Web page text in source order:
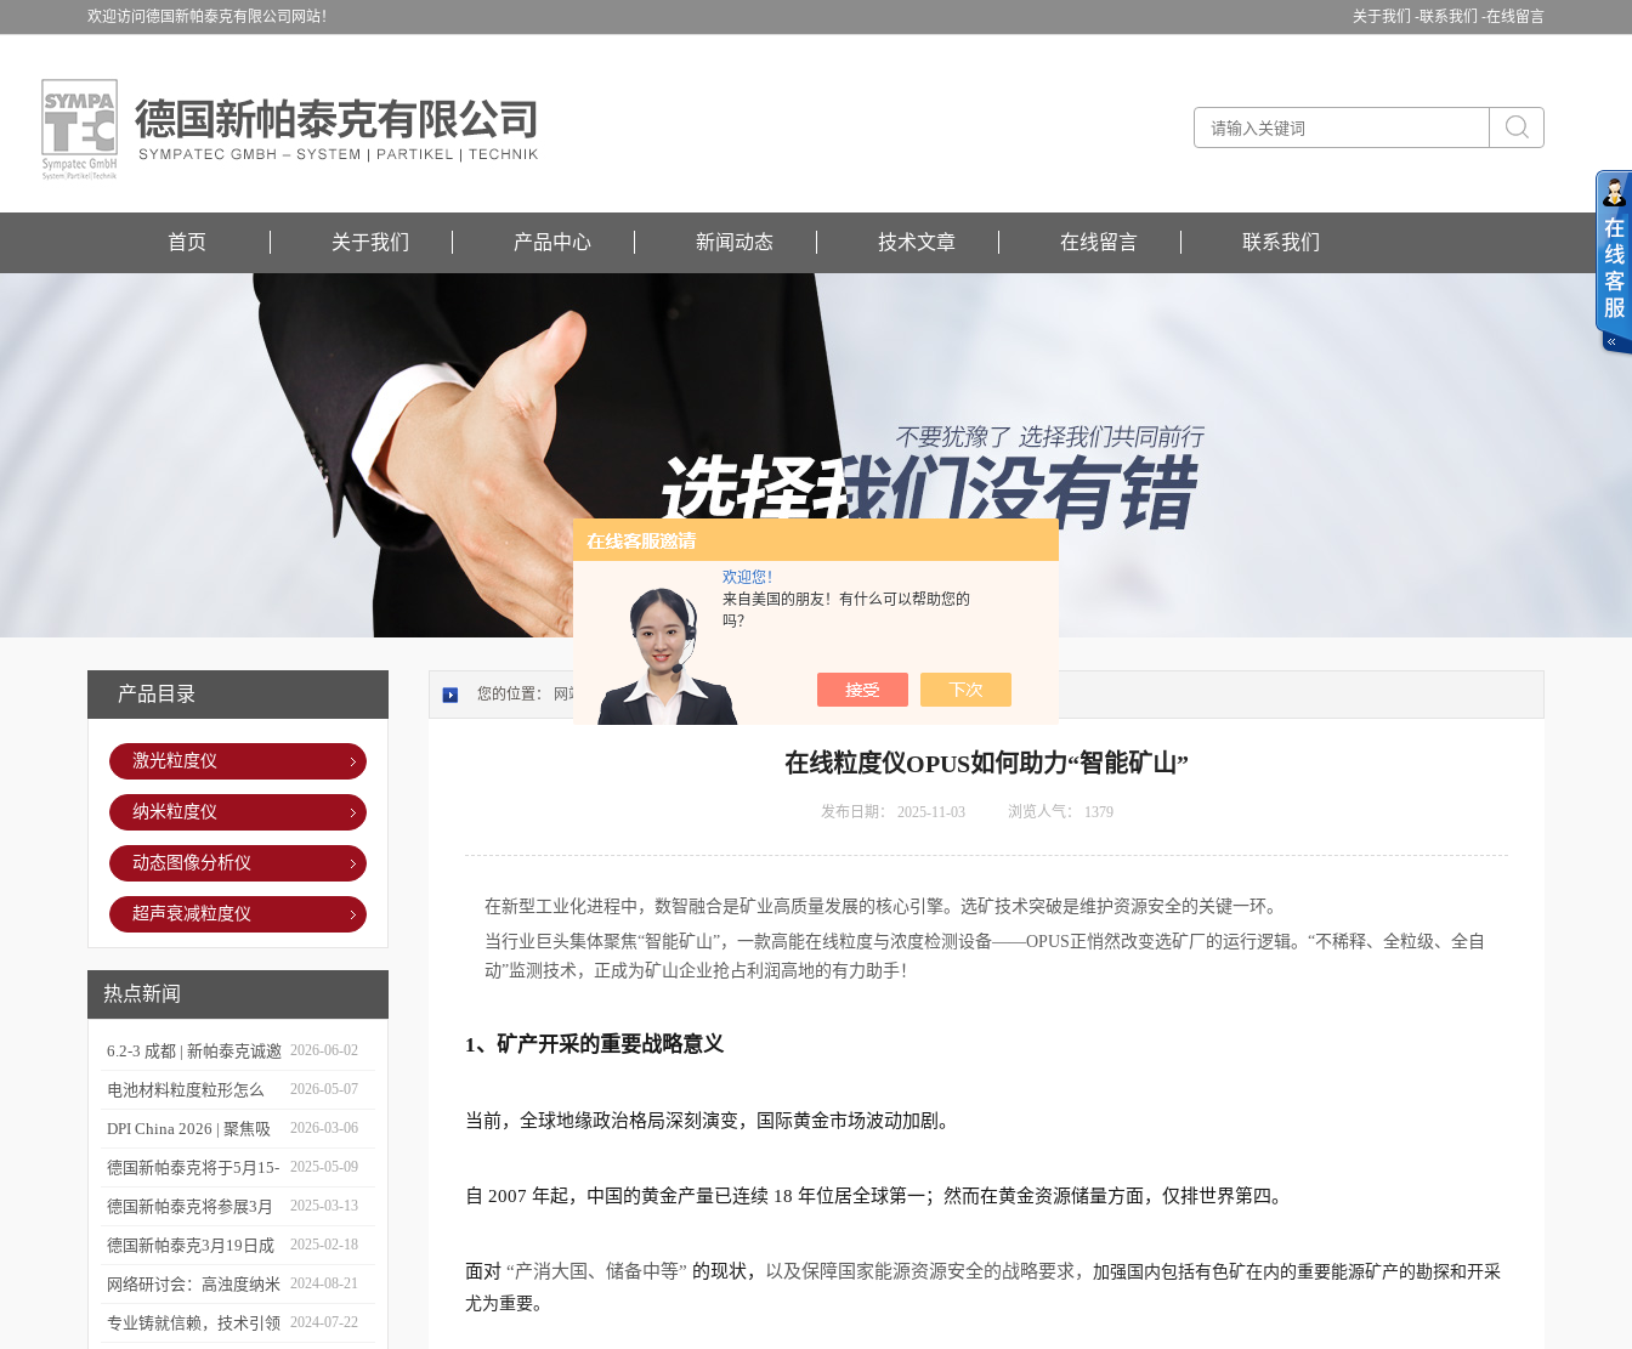
欢迎您！
来自美国的朋友！有什么可以帮助您的
吗？
关于我们 -联系我们 -在线留言
欢迎访问德国新帕泰克有限公司网站！
首页 关于我们 产品中心 新闻动态 技术文章 在线留言 联系我们
产品目录
激光粒度仪
纳米粒度仪
动态图像分析仪
超声衰减粒度仪
热点新闻
6.2-3 成都 | 新帕泰克诚邀
您相约CPI西南制药工业
大会
2026-06-02
电池材料粒度粒形怎么
测？德国新帕泰克邀您共
赴CIBF2026
2026-05-07
DPI China 2026 | 聚焦吸
入制剂前沿，共探技术创
新之路
2026-03-06
德国新帕泰克将于5月15-
17日参加深圳CIBF电池
展
2025-05-09
德国新帕泰克将参展3月
20-21日成都CPI制药工业
大会
2025-03-13
德国新帕泰克3月19日成
都粒度与粒形分析研讨会
诚邀参与
2025-02-18
网络研讨会：高浊度纳米
颗粒分散体系中的粒度分
2024-08-21
专业铸就信赖，技术引领 2024-07-22
您的位置： 网站首页>>技术文章>> 在线粒度仪OPUS如何助力“智能矿山”
在线粒度仪OPUS如何助力“智能矿山”
发布日期： 2025-11-03 浏览人气： 1379
在新型工业化进程中 ， 数智融合是矿业高质量发展的核心引擎。 选矿技术突破是维护资源安全的关键一环。
当行业巨头集体聚焦“智能矿山”，一款高能在线粒度与浓度检测设备——OPUS正悄然改变选矿厂的运行逻辑。“不稀释、全粒级、全自
动”监测技术，正成为矿山企业抢占利润高地的有力助手！
1、矿产开采的重要战略意义
当前，全球地缘政治格局深刻演变，国际黄金市场波动加剧。
自 2007 年起，中国的黄金产量已连续 18 年位居全球第一；然而在黄金资源储量方面，仅排世界第四。
面对 “产消大国、储备中等” 的现状， 以及保障国家能源资源安全的战略要求， 加强国内包括有色矿在内的重要能源矿产的勘探和开采
尤为重要。